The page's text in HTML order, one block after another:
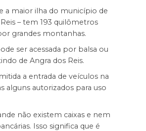
a maior ilha do município de
– tem 193 quilômetros
grandes montanhas.
ser acessada por balsa ou
de Angra dos Reis.
a entrada de veículos na
alguns autorizados para uso
não existem caixas e nem
Isso significa que é